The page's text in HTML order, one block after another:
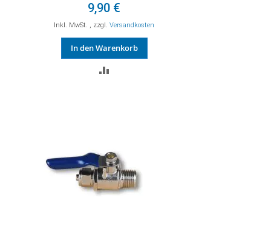
9,90 €
Inkl. MwSt. , zzgl.Versandkosten
In den Warenkorb